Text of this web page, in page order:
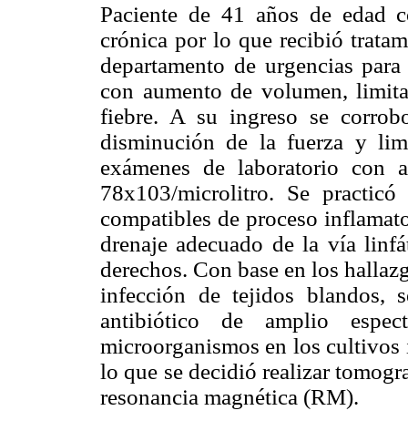
Paciente de 41 años de edad
crónica por lo que recibió
departamento de urgencias
con aumento de volumen,
fiebre. A su ingreso se
disminución de la fuerza y
exámenes de laboratorio
78x103/microlitro. Se
compatibles de proceso
drenaje adecuado de la vía
derechos. Con base en los
infección de tejidos blandos,
antibiótico de amplio
microorganismos en los
lo que se decidió realizar
resonancia magnética (RM).